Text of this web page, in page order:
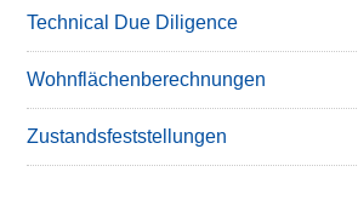
Technical Due Diligence
Wohnflächenberechnungen
Zustandsfeststellungen